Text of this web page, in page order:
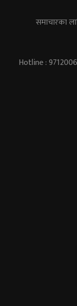
समाचारका
Hotline :